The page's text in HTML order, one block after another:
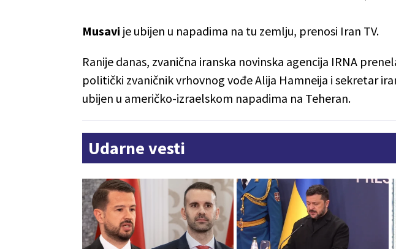
Musavi je ubijen u napadima na tu zemlju, prenosi Iran TV.
Ranije danas, zvanična iranska novinska agencija IRNA
politički zvaničnik vrhovnog vođe Alija Hamneija i sekretar
ubijen u američko-izraelskom napadima na Teheran.
Udarne vesti